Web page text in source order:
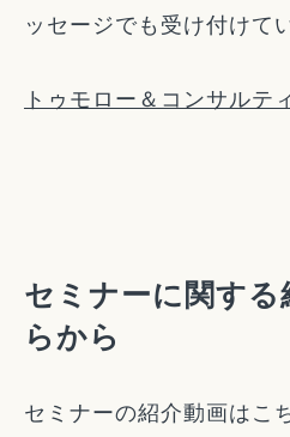
ッセージでも受け付けて
トゥモロー＆コンサルテ
セミナーに関する
らから
セミナーの紹介動画はこ